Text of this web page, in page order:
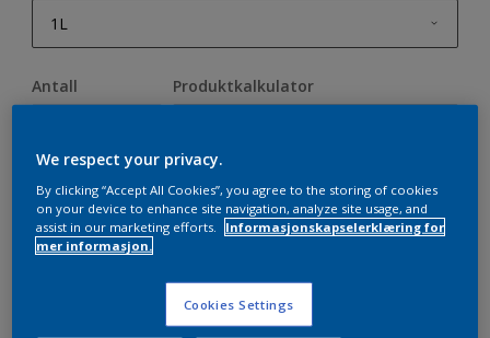
1L
2,5L
10L
Antall Produktkalkulator
Finn en forhandler
We respect your privacy.
By clicking “Accept All Cookies”, you agree to the storing of cookies
on your device to enhance site navigation, analyze site usage, and
assist in our marketing efforts.
Informasjonskapselerklæring for
mer informasjon.
Cookies Settings